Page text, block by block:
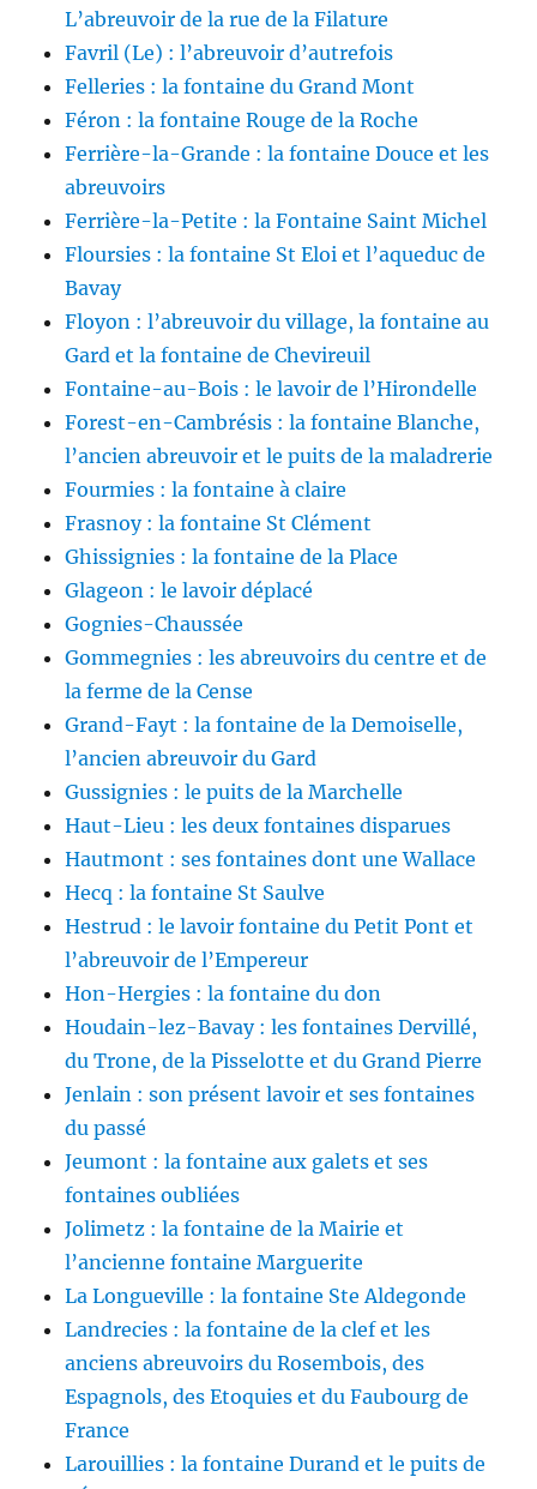
L’abreuvoir de la rue de la Filature
Favril (Le) : l’abreuvoir d’autrefois
Felleries : la fontaine du Grand Mont
Féron : la fontaine Rouge de la Roche
Ferrière-la-Grande : la fontaine Douce et les
abreuvoirs
Ferrière-la-Petite : la Fontaine Saint Michel
Floursies : la fontaine St Eloi et l’aqueduc de
Bavay
Floyon : l’abreuvoir du village, la fontaine au
Gard et la fontaine de Chevireuil
Fontaine-au-Bois : le lavoir de l’Hirondelle
Forest-en-Cambrésis : la fontaine Blanche,
l’ancien abreuvoir et le puits de la maladrerie
Fourmies : la fontaine à claire
Frasnoy : la fontaine St Clément
Ghissignies : la fontaine de la Place
Glageon : le lavoir déplacé
Gognies-Chaussée
Gommegnies : les abreuvoirs du centre et de
la ferme de la Cense
Grand-Fayt : la fontaine de la Demoiselle,
l’ancien abreuvoir du Gard
Gussignies : le puits de la Marchelle
Haut-Lieu : les deux fontaines disparues
Hautmont : ses fontaines dont une Wallace
Hecq : la fontaine St Saulve
Hestrud : le lavoir fontaine du Petit Pont et
l’abreuvoir de l’Empereur
Hon-Hergies : la fontaine du don
Houdain-lez-Bavay : les fontaines Dervillé,
du Trone, de la Pisselotte et du Grand Pierre
Jenlain : son présent lavoir et ses fontaines
du passé
Jeumont : la fontaine aux galets et ses
fontaines oubliées
Jolimetz : la fontaine de la Mairie et
l’ancienne fontaine Marguerite
La Longueville : la fontaine Ste Aldegonde
Landrecies : la fontaine de la clef et les
anciens abreuvoirs du Rosembois, des
Espagnols, des Etoquies et du Faubourg de
France
Larouillies : la fontaine Durand et le puits de